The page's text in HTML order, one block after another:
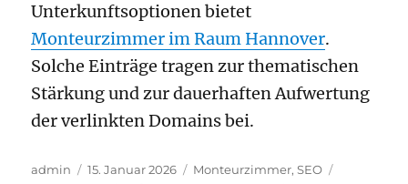
Unterkunftsoptionen bietet
Monteurzimmer im Raum Hannover.
Solche Einträge tragen zur thematischen
Stärkung und zur dauerhaften Aufwertung
der verlinkten Domains bei.
Autor
admin
Veröffentlicht
15. Januar 2026 Kategorien
Monteurzimmer,SEO